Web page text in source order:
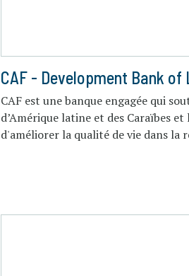
CAF - Development Bank
CAF est une banque engagée qui
d’Amérique latine et des Caraïbes
d'améliorer la qualité de vie dans la